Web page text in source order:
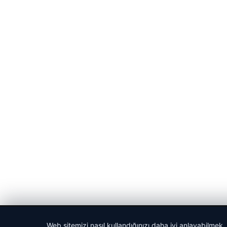
Web sitemizi nasıl kullandığınızı daha iyi